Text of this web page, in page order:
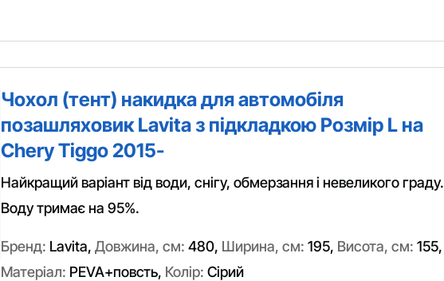
Чохол (тент) накидка для автомобіля
позашляховик Lavita з підкладкою Розмір L на
Chery Tiggo 2015-
Найкращий варіант від води, снігу, обмерзання і невеликого граду.
Воду тримає на 95%.
Бренд: Lavita, Довжина, см: 480, Ширина, см: 195, Висота, см: 155,
Матеріал: PEVA+повсть, Колір: Сірий